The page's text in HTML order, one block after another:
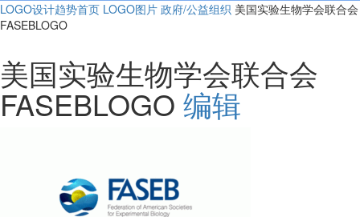
LOGO设计趋势首页 LOGO图片 政府/公益组织 美国实验生物学会联合会
FASEBLOGO
美国实验生物学会联合会
FASEBLOGO 编辑